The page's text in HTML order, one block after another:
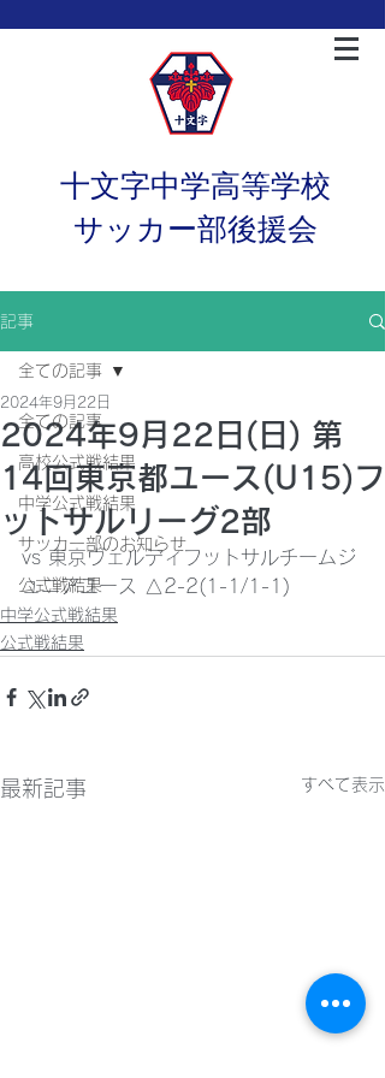
十文字中学高等学校
サッカー部後援会
記事
全ての記事
高校公式戦結果
中学公式戦結果
サッカー部のお知らせ
公式戦結果
全ての記事
2024年9月22日(日) 第
14回東京都ユース(U15)フ
ットサルリーグ2部
2024年9月22日
vs 東京ヴェルディフットサルチームジ
ュニアユース △2-2(1-1/1-1)
中学公式戦結果
公式戦結果
最新記事 すべて表示